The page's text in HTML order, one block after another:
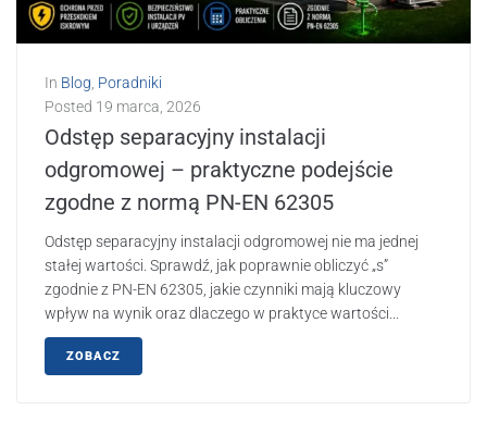
In Blog, Poradniki
Posted 19 marca, 2026
Odstęp separacyjny instalacji
odgromowej – praktyczne podejście
zgodne z normą PN-EN 62305
Odstęp separacyjny instalacji odgromowej nie ma jednej
stałej wartości. Sprawdź, jak poprawnie obliczyć „s”
zgodnie z PN-EN 62305, jakie czynniki mają kluczowy
wpływ na wynik oraz dlaczego w praktyce wartości...
ZOBACZ